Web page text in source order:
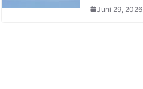
Juni 29, 2026